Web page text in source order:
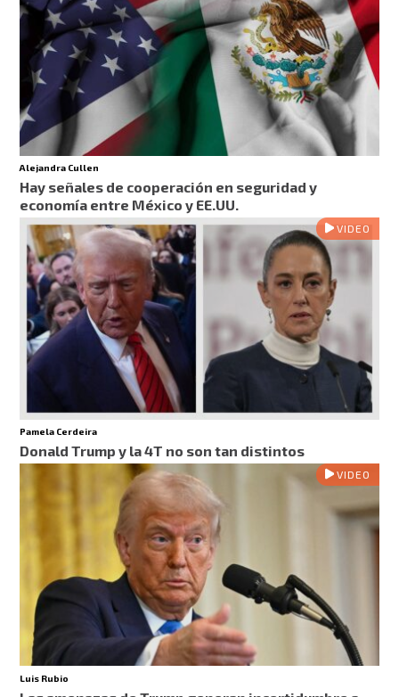
Alejandra Cullen
Hay señales de cooperación en seguridad y
economía entre México y EE.UU.
VIDEO
Pamela Cerdeira
Donald Trump y la 4T no son tan distintos
VIDEO
Luis Rubio